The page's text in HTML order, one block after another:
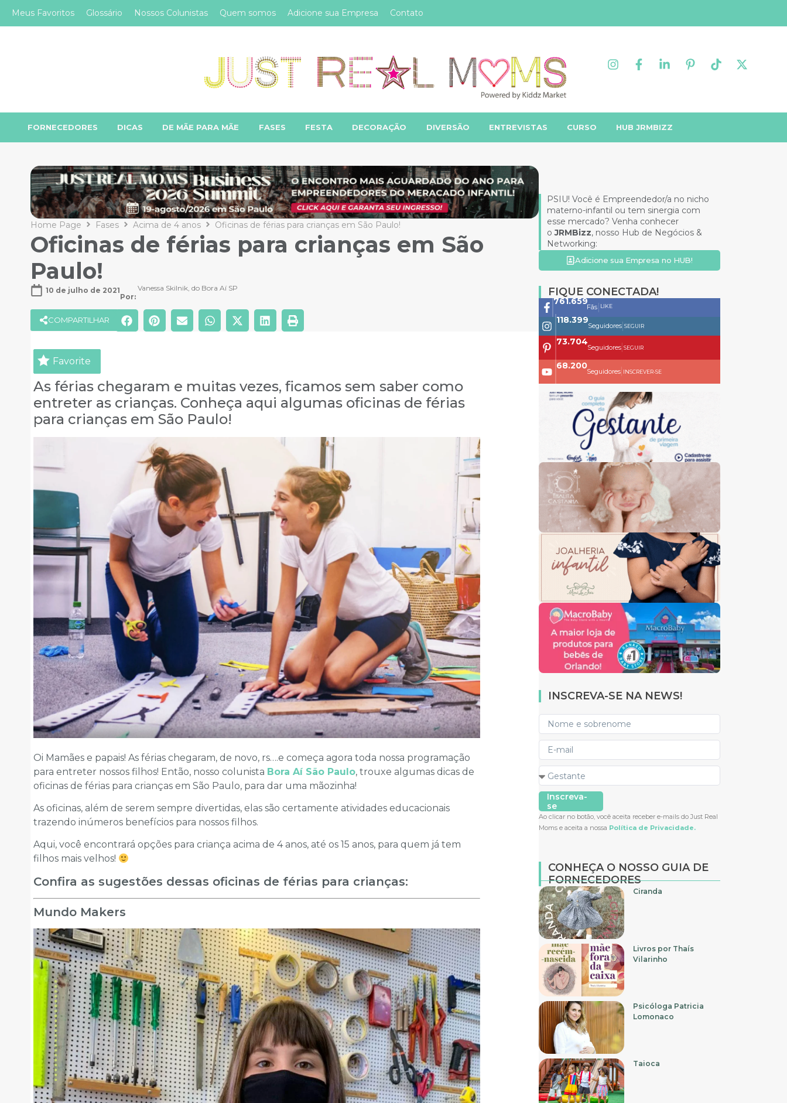
Meus Favoritos Glossário Nossos Colunistas Quem somos Adicione sua Empresa Contato
FORNECEDORES DICAS DE MÃE PARA MÃE FASES FESTA DECORAÇÃO DIVERSÃO ENTREVISTAS CURSO HUB JRMBIZZ
Home Page Fases Acima de 4 anos Oficinas de férias para crianças em São Paulo!
Oficinas de férias para crianças em São
Paulo!
10 de julho de 2021
Por:
Vanessa Skilnik, do Bora Aí SP
COMPARTILHAR
Favorite
As férias chegaram e muitas vezes, ficamos sem saber como
entreter as crianças. Conheça aqui algumas oficinas de férias
para crianças em São Paulo!
Oi Mamães e papais! As férias chegaram, de novo, rs….e começa agora toda nossa programação
para entreter nossos filhos! Então, nosso colunista Bora Aí São Paulo, trouxe algumas dicas de
oficinas de férias para crianças em São Paulo, para dar uma mãozinha!
As oficinas, além de serem sempre divertidas, elas são certamente atividades educacionais
trazendo inúmeros benefícios para nossos filhos.
Aqui, você encontrará opções para criança acima de 4 anos, até os 15 anos, para quem já tem
filhos mais velhos!
Confira as sugestões dessas oficinas de férias para crianças:
Mundo Makers
PSIU! Você é Empreendedor/a no nicho
materno-infantil ou tem sinergia com
esse mercado? Venha conhecer
oJRMBizz, nosso Hub de Negócios &
Networking:
Adicione sua Empresa no HUB!
FIQUE CONECTADA!
761.659
Fãs LIKE
118.399
Seguidores| SEGUIR
73.704
Seguidores| SEGUIR
68.200
Seguidores| INSCREVER-SE
INSCREVA-SE NA NEWS!
Inscreva-
se
Ao clicar no botão, você aceita receber e-mails do Just Real
Moms e aceita a nossa Política de Privacidade.
CONHEÇA O NOSSO GUIA DE
FORNECEDORES
Ciranda
Livros por Thaís
Vilarinho
Psicóloga Patricia
Lomonaco
Taioca